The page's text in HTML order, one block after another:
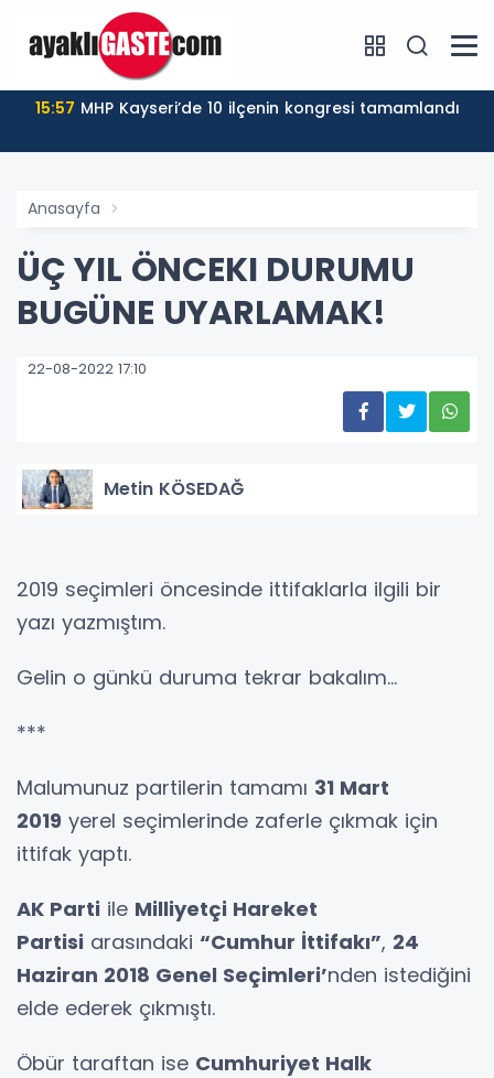
15:57 MHP Kayseri’de 10 ilçenin kongresi tamamlandı
Anasayfa
ÜÇ YIL ÖNCEKI DURUMU
BUGÜNE UYARLAMAK!
22-08-2022 17:10
Metin KÖSEDAĞ
2019 seçimleri öncesinde ittifaklarla ilgili bir
yazı yazmıştım.
Gelin o günkü duruma tekrar bakalım...
***
Malumunuz partilerin tamamı 31 Mart
2019 yerel seçimlerinde zaferle çıkmak için
ittifak yaptı.
AK Parti ile Milliyetçi Hareket
Partisi arasındaki “Cumhur İttifakı”, 24
Haziran 2018 Genel Seçimleri’nden istediğini
elde ederek çıkmıştı.
Öbür taraftan ise Cumhuriyet Halk